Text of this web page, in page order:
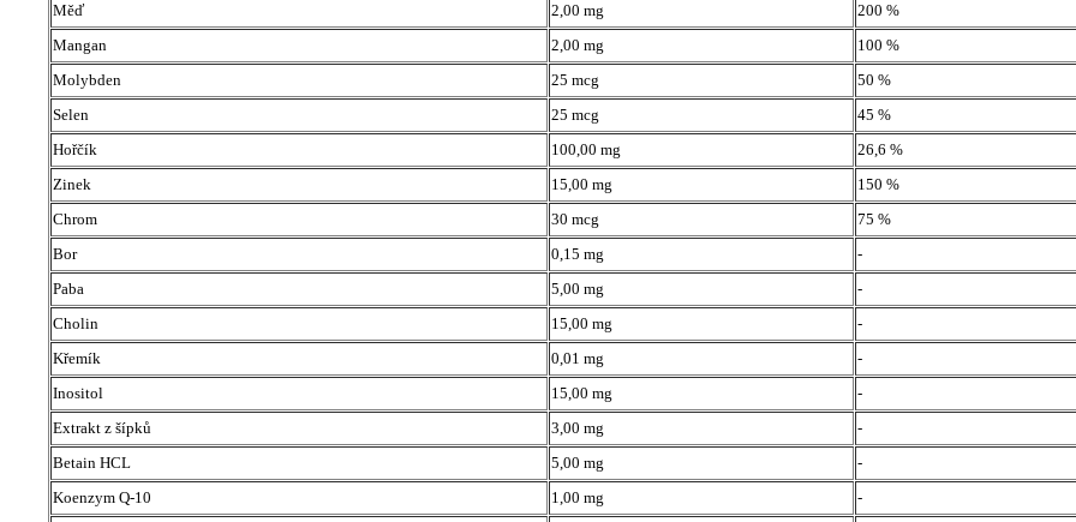
Měď
2,00 mg
200 %
Mangan
2,00 mg
100 %
Molybden
25 mcg
50 %
Selen
25 mcg
45 %
Hořčík
100,00 mg
26,6 %
Zinek
15,00 mg
150 %
Chrom
30 mcg
75 %
Bor
0,15 mg
-
Paba
5,00 mg
-
Cholin
15,00 mg
-
Křemík
0,01 mg
-
Inositol
15,00 mg
-
Extrakt z šípků
3,00 mg
-
Betain HCL
5,00 mg
-
Koenzym Q-10
1,00 mg
-